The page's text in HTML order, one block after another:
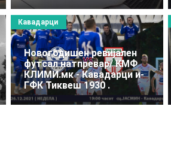
Новогодишен ревијален
футсал натпревар/ КМФ
КЛИМИ.мк - Кавадарци и-
ГФК Тиквеш 1930 .
Кавадарци